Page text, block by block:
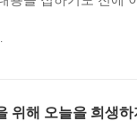
그들을 부자로 이끌
운들이 찾아왔고
위해 오늘을 희생